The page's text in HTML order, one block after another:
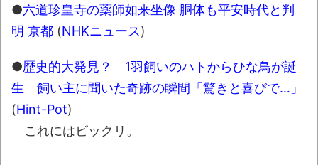
Powered by livedoor 相互RSS
●六道珍皇寺の薬師如来坐像 胴体も平安時代と判
明 京都 (NHKニュース)
●歴史的大発見？ 1羽飼いのハトからひな鳥が誕
生 飼い主に聞いた奇跡の瞬間「驚きと喜びで…」
(Hint-Pot)
これにはビックリ。